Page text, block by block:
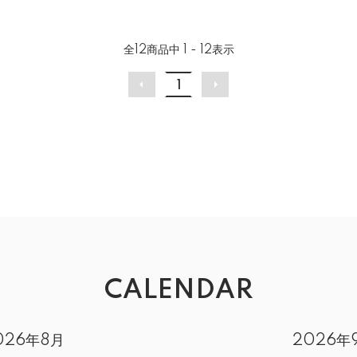
全12商品中 1 - 12表示
CALENDAR
年8月 2026年